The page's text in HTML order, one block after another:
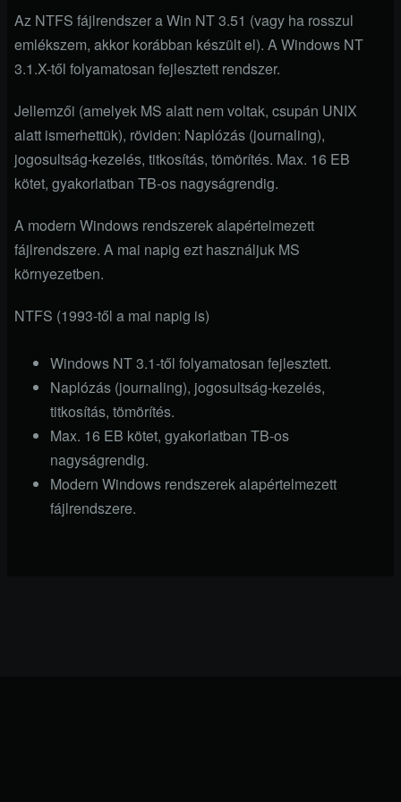
Az NTFS fájlrendszer a Win NT 3.51 (vagy ha rosszul
emlékszem, akkor korábban készült el). A Windows NT
3.1.X-től folyamatosan fejlesztett rendszer.
Jellemzői (amelyek MS alatt nem voltak, csupán UNIX
alatt ismerhettük), röviden: Naplózás (journaling),
jogosultság-kezelés, titkosítás, tömörítés. Max. 16 EB
kötet, gyakorlatban TB-os nagyságrendig.
A modern Windows rendszerek alapértelmezett
fájlrendszere. A mai napig ezt használjuk MS
környezetben.
NTFS (1993-től a mai napig is)
Windows NT 3.1-től folyamatosan fejlesztett.
Naplózás (journaling), jogosultság-kezelés,
titkosítás, tömörítés.
Max. 16 EB kötet, gyakorlatban TB-os
nagyságrendig.
Modern Windows rendszerek alapértelmezett
fájlrendszere.